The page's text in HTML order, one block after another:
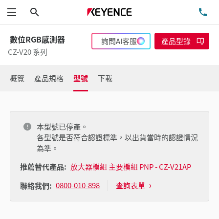
功能表
數位RGB感測器
CZ-V20 系列
詢問AI客服 產品型錄
概覽 產品規格 型號 下載
本型號已停產。
各型號是否符合認證標準，以出貨當時的認證情況
為準。
推薦替代產品: 放大器模組 主要模組 PNP - CZ-V21AP
聯絡我們: 0800-010-898 查詢表單